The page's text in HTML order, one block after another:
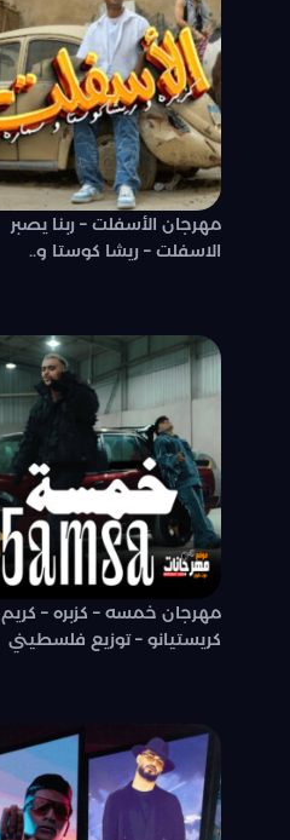
مهرجان الأسفلت – ربنا يصبر
الاسفلت – ريشا كوستا و..
مهرجان خمسه – كزبره – كريم
كريستيانو – توزيع فلسطيني